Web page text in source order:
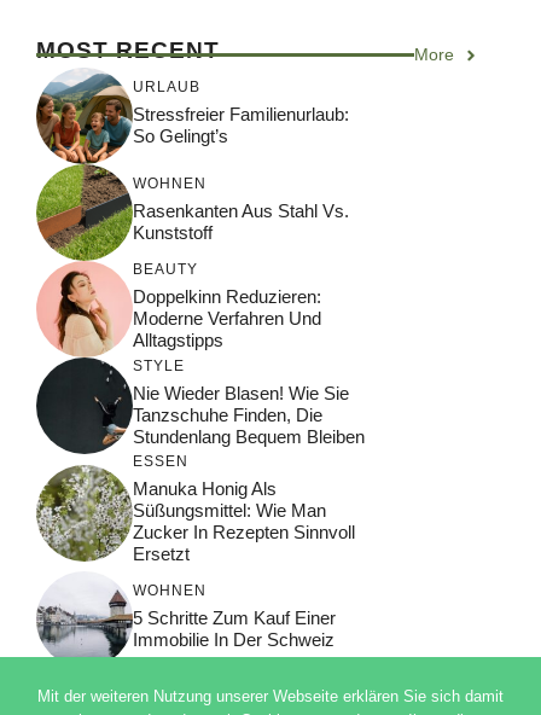
MOST RECENT More
URLAUB
Stressfreier Familienurlaub:
So Gelingt’s
WOHNEN
Rasenkanten Aus Stahl Vs.
Kunststoff
BEAUTY
Doppelkinn Reduzieren:
Moderne Verfahren Und
Alltagstipps
STYLE
Nie Wieder Blasen! Wie Sie
Tanzschuhe Finden, Die
Stundenlang Bequem Bleiben
ESSEN
Manuka Honig Als
Süßungsmittel: Wie Man
Zucker In Rezepten Sinnvoll
Ersetzt
WOHNEN
5 Schritte Zum Kauf Einer
Immobilie In Der Schweiz
Mit der weiteren Nutzung unserer Webseite erklären Sie sich damit